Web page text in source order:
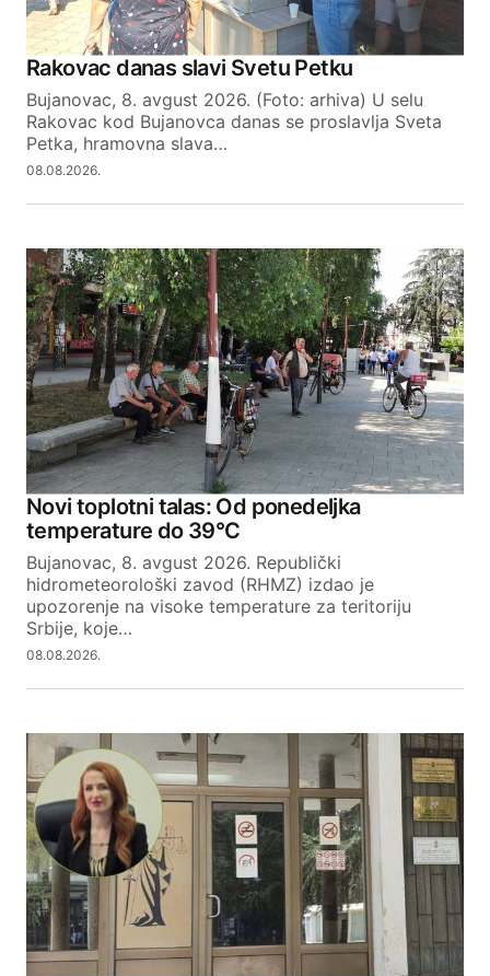
Rakovac danas slavi Svetu Petku
Bujanovac, 8. avgust 2026. (Foto: arhiva) U selu
Rakovac kod Bujanovca danas se proslavlja Sveta
Petka, hramovna slava…
08.08.2026.
Novi toplotni talas: Od ponedeljka
temperature do 39°C
Bujanovac, 8. avgust 2026. Republički
hidrometeorološki zavod (RHMZ) izdao je
upozorenje na visoke temperature za teritoriju
Srbije, koje…
08.08.2026.